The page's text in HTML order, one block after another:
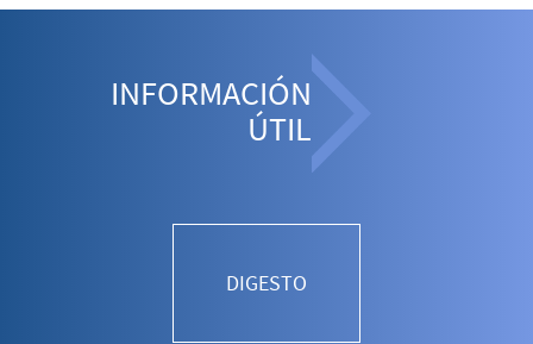
INFORMACIÓN
ÚTIL
DIGESTO